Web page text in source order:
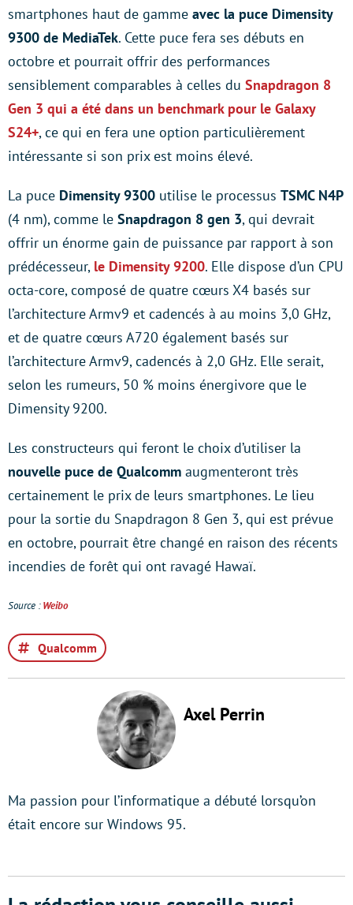
smartphones haut de gamme avec la puce Dimensity
9300 de MediaTek. Cette puce fera ses débuts en
octobre et pourrait offrir des performances
sensiblement comparables à celles du Snapdragon 8
Gen 3 qui a été dans un benchmark pour le Galaxy
S24+, ce qui en fera une option particulièrement
intéressante si son prix est moins élevé.
La puce Dimensity 9300 utilise le processus TSMC N4P
(4 nm), comme le Snapdragon 8 gen 3, qui devrait
offrir un énorme gain de puissance par rapport à son
prédécesseur, le Dimensity 9200. Elle dispose d’un CPU
octa-core, composé de quatre cœurs X4 basés sur
l’architecture Armv9 et cadencés à au moins 3,0 GHz,
et de quatre cœurs A720 également basés sur
l’architecture Armv9, cadencés à 2,0 GHz. Elle serait,
selon les rumeurs, 50 % moins énergivore que le
Dimensity 9200.
Les constructeurs qui feront le choix d’utiliser la
nouvelle puce de Qualcomm augmenteront très
certainement le prix de leurs smartphones. Le lieu
pour la sortie du Snapdragon 8 Gen 3, qui est prévue
en octobre, pourrait être changé en raison des récents
incendies de forêt qui ont ravagé Hawaï.
Source :Weibo
Qualcomm
Axel Perrin
Ma passion pour l’informatique a débuté lorsqu’on
était encore sur Windows 95.